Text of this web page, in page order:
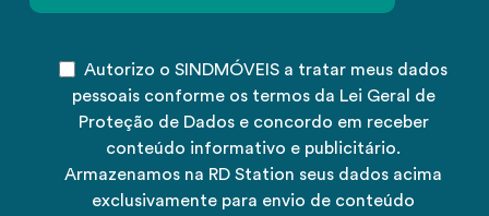
Autorizo o SINDMÓVEIS a tratar meus dados
pessoais conforme os termos da Lei Geral de
Proteção de Dados e concordo em receber
conteúdo informativo e publicitário.
Armazenamos na RD Station seus dados acima
exclusivamente para envio de conteúdo